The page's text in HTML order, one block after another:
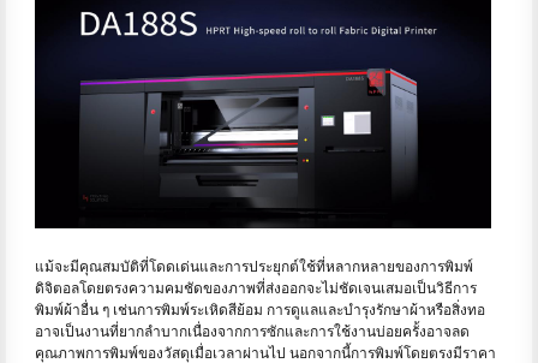
แม้จะมีคุณสมบัติที่โดดเด่นและการประยุกต์ใช้ที่หลากหลายของการพิมพ์
ดิจิตอลโดยตรงความคมชัดของภาพที่ส่งออกจะไม่ชัดเจนเสมอเป็นวิธีการ
พิมพ์ผ้าอื่น ๆ เช่นการพิมพ์ระเหิดสีย้อม การดูแลและบำรุงรักษาผ้าหรือสิ่งทอ
อาจเป็นงานที่ยากลำบากเนื่องจากการซักและการใช้งานบ่อยครั้งอาจลด
คุณภาพการพิมพ์ของวัสดุเมื่อเวลาผ่านไป นอกจากนี้การพิมพ์โดยตรงมีราคา